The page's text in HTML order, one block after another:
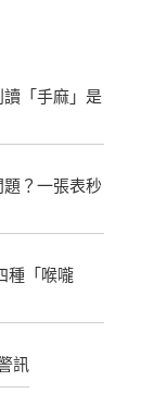
「手麻」是
？一張表秒
種「喉嚨
訊